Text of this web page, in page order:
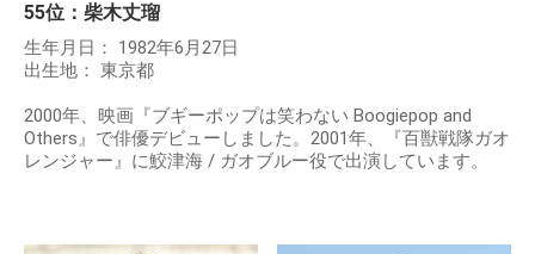
55位：柴木丈瑠
生年月日： 1982年6月27日
出生地： 東京都
2000年、映画『ブギーポップは笑わない Boogiepop and
Others』で俳優デビューしました。2001年、『百獣戦隊ガオ
レンジャー』に鮫津海 / ガオブルー役で出演しています。